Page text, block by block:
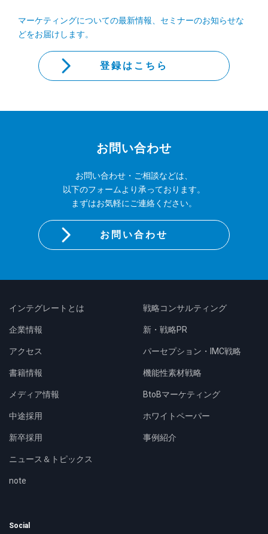
マーケティングについての最新情報、セミナーのお知らせな
どをお届けします。
登録はこちら
お問い合わせ
お問い合わせ・ご相談などは、
以下のフォームより承っております。
まずはお気軽にご連絡ください。
お問い合わせ
インテグレートとは
企業情報
アクセス
書籍情報
メディア情報
中途採用
新卒採用
ニュース＆トピックス
note
戦略コンサルティング
新・戦略PR
パーセプション・IMC戦略
機能性素材戦略
BtoBマーケティング
ホワイトペーパー
事例紹介
Social